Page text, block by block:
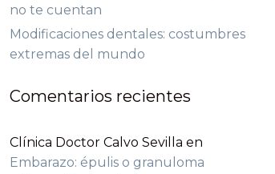
no te cuentan
Modificaciones dentales: costumbres
extremas del mundo
Comentarios recientes
Clínica Doctor Calvo Sevilla en
Embarazo: épulis o granuloma